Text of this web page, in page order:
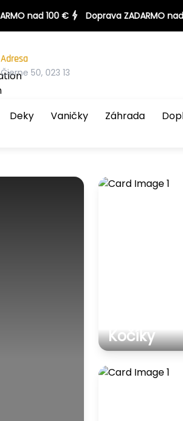
Adresa
Čierne 50, 023 13
Deky Vaničky Záhrada
Kočíky